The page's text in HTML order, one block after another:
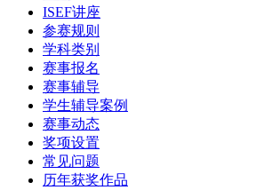
ISEF讲座
参赛规则
学科类别
赛事报名
赛事辅导
学生辅导案例
赛事动态
奖项设置
常见问题
历年获奖作品